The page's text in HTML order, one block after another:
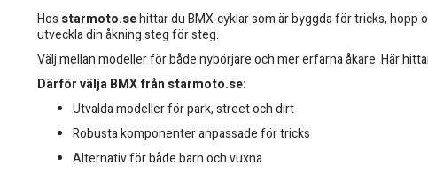
Hos starmoto.sehittar du BMX-cyklar som är byggda för tricks,
utveckla din åkning steg för steg.
Välj mellan modeller för både nybörjare och mer erfarna åkare. Här
Därför välja BMX från starmoto.se:
Utvalda modeller för park, street och dirt
Robusta komponenter anpassade för tricks
Alternativ för både barn och vuxna